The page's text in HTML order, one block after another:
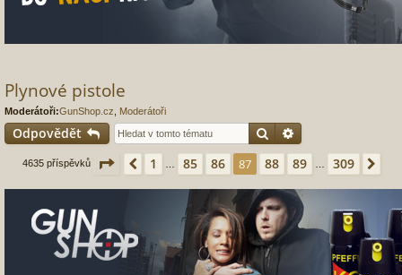
Plynové pistole
Moderátoři:GunShop.cz Moderátoři
Odpovědět Hledat
4635 příspěvků Stránka z309
Předchozí
1 85 86 87 88 89 309